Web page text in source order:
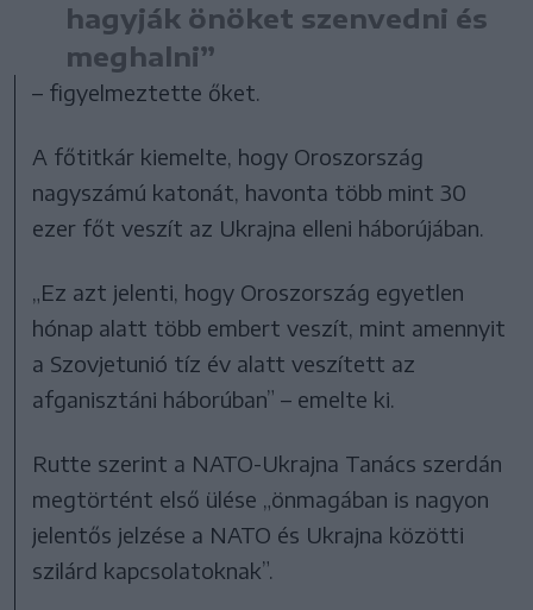
hagyják önöket szenvedni és
meghalni”
– figyelmeztette őket.
A főtitkár kiemelte, hogy Oroszország
nagyszámú katonát, havonta több mint 30
ezer főt veszít az Ukrajna elleni háborújában.
„Ez azt jelenti, hogy Oroszország egyetlen
hónap alatt több embert veszít, mint amennyit
a Szovjetunió tíz év alatt veszített az
afganisztáni háborúban” – emelte ki.
Rutte szerint a NATO-Ukrajna Tanács szerdán
megtörtént első ülése „önmagában is nagyon
jelentős jelzése a NATO és Ukrajna közötti
szilárd kapcsolatoknak”.